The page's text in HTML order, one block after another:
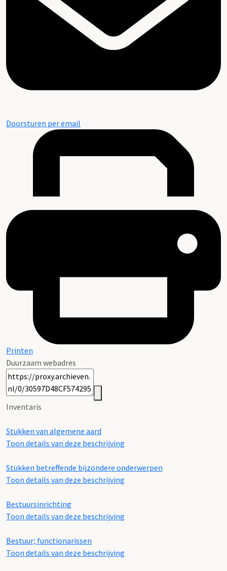
Doorsturen per email
Printen
Duurzaam webadres
Inventaris
Stukken van algemene aard
Toon details van deze beschrijving
Stukken betreffende bijzondere onderwerpen
Toon details van deze beschrijving
Bestuursinrichting
Toon details van deze beschrijving
Bestuur; functionarissen
Toon details van deze beschrijving